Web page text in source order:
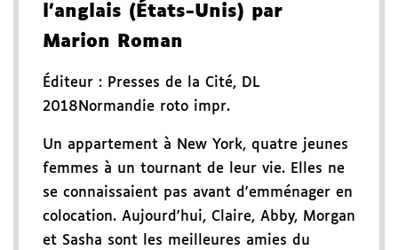
l'anglais (États-Unis) par
Marion Roman
Éditeur : Presses de la Cité, DL
2018 Normandie roto impr.
Un appartement à New York, quatre jeunes
femmes à un tournant de leur vie. Elles ne
se connaissaient pas avant d'emménager en
colocation. Aujourd'hui, Claire, Abby, Morgan
et Sasha sont les meilleures amies du